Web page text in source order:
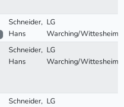
Schneider,
Hans
LG
Warching/Wittesheim
Schneider,
Hans
LG
Warching/Wittesheim
Schneider, LG